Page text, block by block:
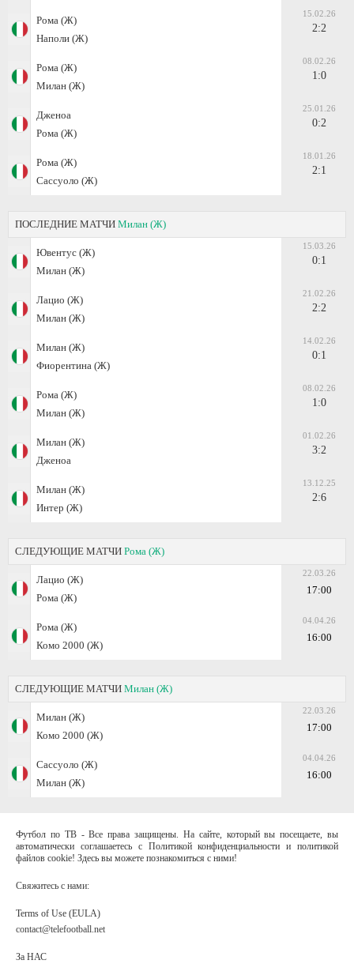
Рома (Ж)
Наполи (Ж)
15.02.26
2:2
Рома (Ж)
Милан (Ж)
08.02.26
1:0
Дженоа
Рома (Ж)
25.01.26
0:2
Рома (Ж)
Сассуоло (Ж)
18.01.26
2:1
ПОСЛЕДНИЕ МАТЧИ Милан (Ж)
Ювентус (Ж)
Милан (Ж)
15.03.26
0:1
Лацио (Ж)
Милан (Ж)
21.02.26
2:2
Милан (Ж)
Фиорентина (Ж)
14.02.26
0:1
Рома (Ж)
Милан (Ж)
08.02.26
1:0
Милан (Ж)
Дженоа
01.02.26
3:2
Милан (Ж)
Интер (Ж)
13.12.25
2:6
СЛЕДУЮЩИЕ МАТЧИ Рома (Ж)
Лацио (Ж)
Рома (Ж)
22.03.26
17:00
Рома (Ж)
Комо 2000 (Ж)
04.04.26
16:00
СЛЕДУЮЩИЕ МАТЧИ Милан (Ж)
Милан (Ж)
Комо 2000 (Ж)
22.03.26
17:00
Сассуоло (Ж)
Милан (Ж)
04.04.26
16:00
Футбол по ТВ - Все права защищены. На сайте, который вы посещаете, вы
автоматически соглашаетесь с Политикой конфиденциальности и политикой
файлов cookie! Здесь вы можете познакомиться с ними!
Свяжитесь с нами:
Terms of Use (EULA)
contact@telefootball.net
За НАС